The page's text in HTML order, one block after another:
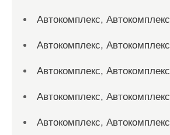
Автокомплекс, Автокомплекс
Автокомплекс, Автокомплекс
Автокомплекс, Автокомплекс
Автокомплекс, Автокомплекс
Автокомплекс, Автокомплекс